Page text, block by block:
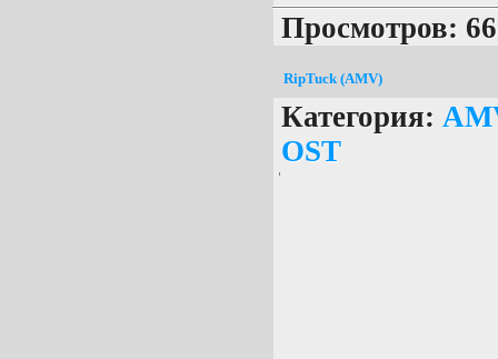
Просмотров:
RipTuck (AMV)
Категория:
OST